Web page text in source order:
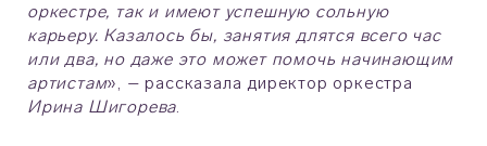
оркестре, так и имеют успешную сольную
карьеру. Казалось бы, занятия длятся всего час
или два, но даже это может помочь начинающим
артистам», – рассказала директор оркестра
Ирина Шигорева.